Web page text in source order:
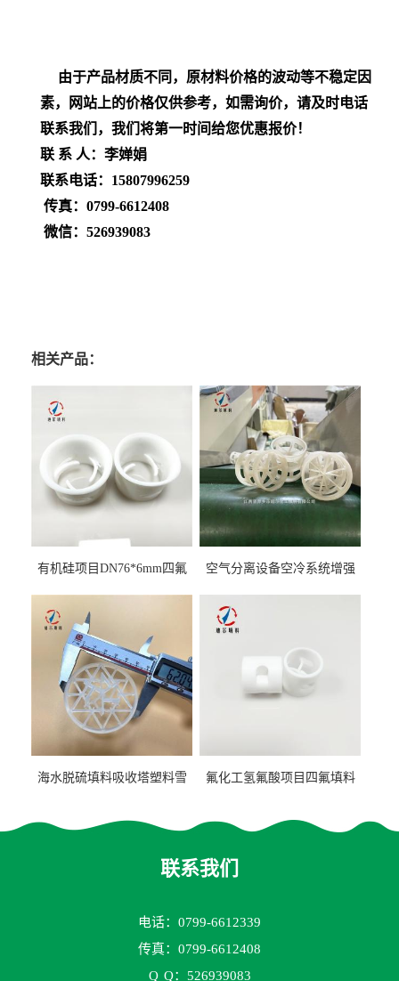
由于产品材质不同，原材料价格的波动等不稳定因
素，网站上的价格仅供参考，如需询价，请及时电话
联系我们，我们将第一时间给您优惠报价！
联 系 人：李婵娟
联系电话： 15807996259
传真： 0799-6612408
微信： 526939083
相关产品：
有机硅项目DN76*6mm四氟
空气分离设备空冷系统增强
海水脱硫填料吸收塔塑料雪
氟化工氢氟酸项目四氟填料
蚀
联系我们
电话：0799-6612339
传真：0799-6612408
Q Q：526939083